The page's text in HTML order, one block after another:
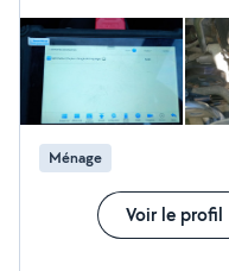
recommande vivement ! 😊
Ménage
Voir le profil